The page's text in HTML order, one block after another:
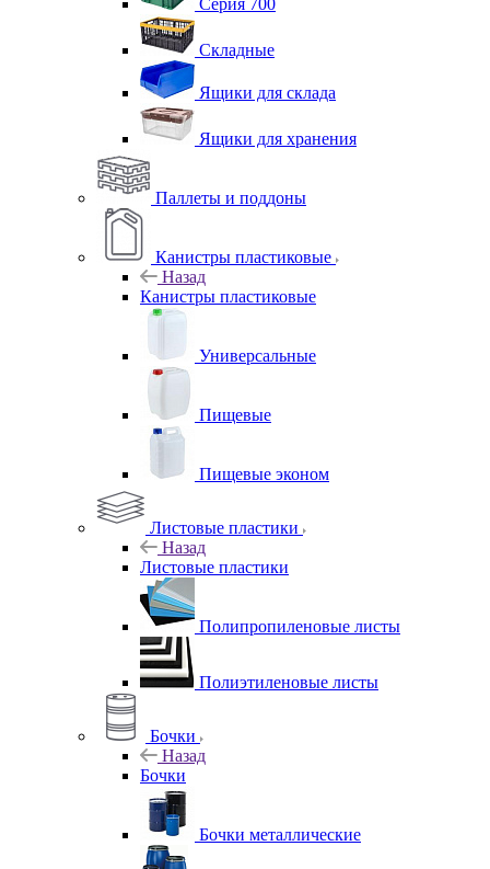
Серия 700
Складные
Ящики для склада
Ящики для хранения
Паллеты и поддоны
Канистры пластиковые
Назад
Канистры пластиковые
Универсальные
Пищевые
Пищевые эконом
Листовые пластики
Назад
Листовые пластики
Полипропиленовые листы
Полиэтиленовые листы
Бочки
Назад
Бочки
Бочки металлические